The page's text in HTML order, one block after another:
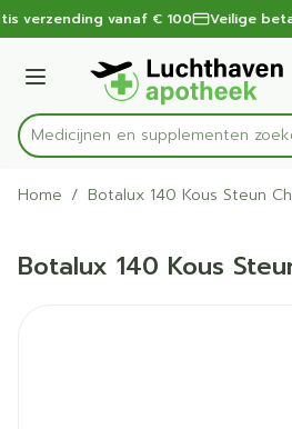
Ga naar de inhoud
1 van 1
verzending vanaf € 100 Veilige
Menu
Product, merk, categorie...
Medicijnen en supplementen
Home / Botalux 140 Kous Steun
Botalux 140 Kous